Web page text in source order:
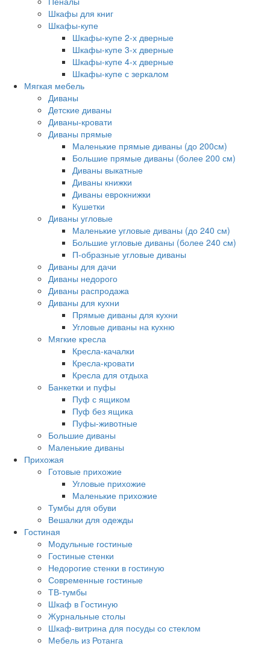
Шкафы для книг
Шкафы-купе
Шкафы-купе 2-х дверные
Шкафы-купе 3-х дверные
Шкафы-купе 4-х дверные
Шкафы-купе с зеркалом
Мягкая мебель
Диваны
Детские диваны
Диваны-кровати
Диваны прямые
Маленькие прямые диваны (до 200см)
Большие прямые диваны (более 200 см)
Диваны выкатные
Диваны книжки
Диваны еврокнижки
Кушетки
Диваны угловые
Маленькие угловые диваны (до 240 см)
Большие угловые диваны (более 240 см)
П-образные угловые диваны
Диваны для дачи
Диваны недорого
Диваны распродажа
Диваны для кухни
Прямые диваны для кухни
Угловые диваны на кухню
Мягкие кресла
Кресла-качалки
Кресла-кровати
Кресла для отдыха
Банкетки и пуфы
Пуф с ящиком
Пуф без ящика
Пуфы-животные
Большие диваны
Маленькие диваны
Прихожая
Готовые прихожие
Угловые прихожие
Маленькие прихожие
Тумбы для обуви
Вешалки для одежды
Гостиная
Модульные гостиные
Гостиные стенки
Недорогие стенки в гостиную
Современные гостиные
ТВ-тумбы
Шкаф в Гостиную
Журнальные столы
Шкаф-витрина для посуды со стеклом
Мебель из Ротанга